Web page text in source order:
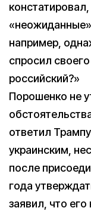
например,
спросил
российский?»
Порошенко не
ответил
украинским,
после
года
заявил, что